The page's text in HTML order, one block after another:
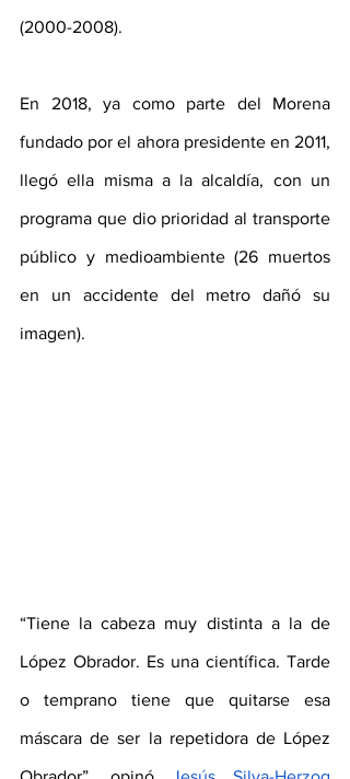
(2000-2008).
En 2018, ya como parte del Morena
fundado por el ahora presidente en 2011,
llegó ella misma a la alcaldía, con un
programa que dio prioridad al transporte
público y medioambiente (26 muertos
en un accidente del metro dañó su
imagen).
“Tiene la cabeza muy distinta a la de
López Obrador. Es una científica. Tarde
o temprano tiene que quitarse esa
máscara de ser la repetidora de López